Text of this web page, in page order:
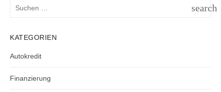
search
KATEGORIEN
Autokredit
Finanzierung